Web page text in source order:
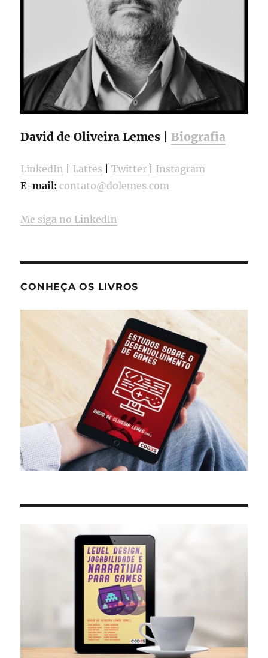
David de Oliveira Lemes |Biografia
LinkedIn Lattes |Twitter
Instagram
E-mail: contato@dolemes.com
Me siga no LinkedIn
CONHEÇA OS LIVROS